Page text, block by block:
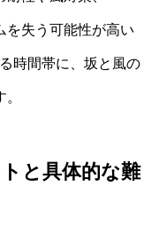
を失う可能性が高い
時間帯に、坂と風の
と具体的な難